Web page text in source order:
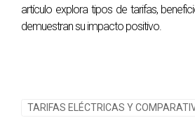
artículo explora tipos de tarifas,
demuestran su impacto positivo.
TARIFAS ELÉCTRICAS Y